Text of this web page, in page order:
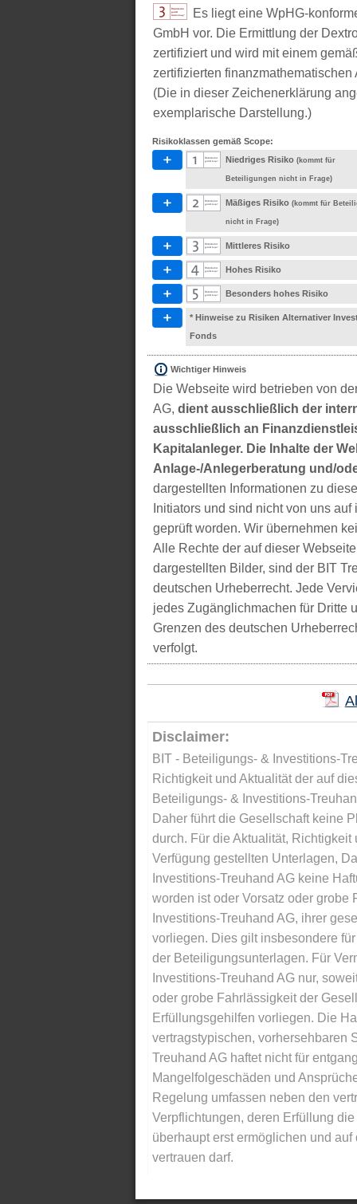
Es liegt eine WpHG-
GmbH vor. Die Ermittlung der
zertifiziert und wird mit einem
zertifizierten
(Die in dieser Zeichenerklärung
exemplarische Darstellung.)
Risikoklassen gemäß Scope:
Niedriges Risiko (kommt für
Beteiligungen nicht in Frage)
Mäßiges Risiko (kommt für
nicht in Frage)
Mittleres Risiko
Hohes Risiko
Besonders hohes Risiko
* Hinweise zu Risiken Alternativer
Fonds
Wichtiger Hinweis
Die Webseite wird betrieben von
AG, dient ausschließlich der
ausschließlich an
Kapitalanleger. Die Inhalte der
Anlage-/Anlegerberatung und/
dargestellten Informationen zu
Initiators und sind nicht von uns
geprüft worden. Wir übernehmen
Alle Rechte der auf dieser
dargestellten Bilder, sind der BIT
deutschen Urheberrecht. Jede
jedes Zugänglichmachen für Dritte
Grenzen des deutschen
verfolgt.
Disclaimer:
BIT - Beteiligungs- & Investitions-
Richtigkeit und Aktualität der auf
Beteiligungs- & Investitions-
Daher führt die Gesellschaft keine
durch. Für die Aktualität,
Verfügung gestellten Unterlagen,
Investitions-Treuhand AG keine
worden ist oder Vorsatz oder
Investitions-Treuhand AG, ihrer
vorliegen. Dies gilt insbesondere
der Beteiligungsunterlagen. Für
Investitions-Treuhand AG nur,
oder grobe Fahrlässigkeit der
Erfüllungsgehilfen vorliegen. Die
vertragstypischen, vorhersehbaren
Treuhand AG haftet nicht für
Mangelfolgeschäden und
Regelung umfassen neben den
Verpflichtungen, deren Erfüllung
überhaupt erst ermöglichen und
vertrauen darf.